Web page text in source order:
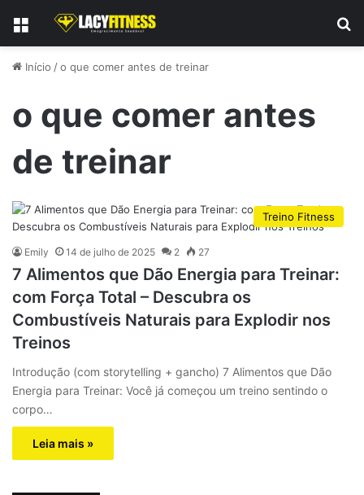
Menu
Início /o que comer antes de treinar
o que comer antes
de treinar
Treino Fitness
Emily 14 de julho de 2025 2 27
7 Alimentos que Dão Energia para Treinar:
com Força Total – Descubra os
Combustíveis Naturais para Explodir nos
Treinos
Introdução (com storytelling + gancho) 7 Alimentos que Dão
Energia para Treinar: Você já começou um treino sentindo o
corpo…
Leia mais »